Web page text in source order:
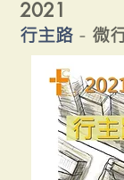
2021
行主路 - 微